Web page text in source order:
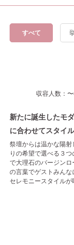
すべて
収容人数： 〜
新たに誕生したモ
に合わせてスタイ
祭壇からは温かな陽
りの希望で選べる３
で大理石のバージン
の言葉でゲストみん
セレモニースタイルが